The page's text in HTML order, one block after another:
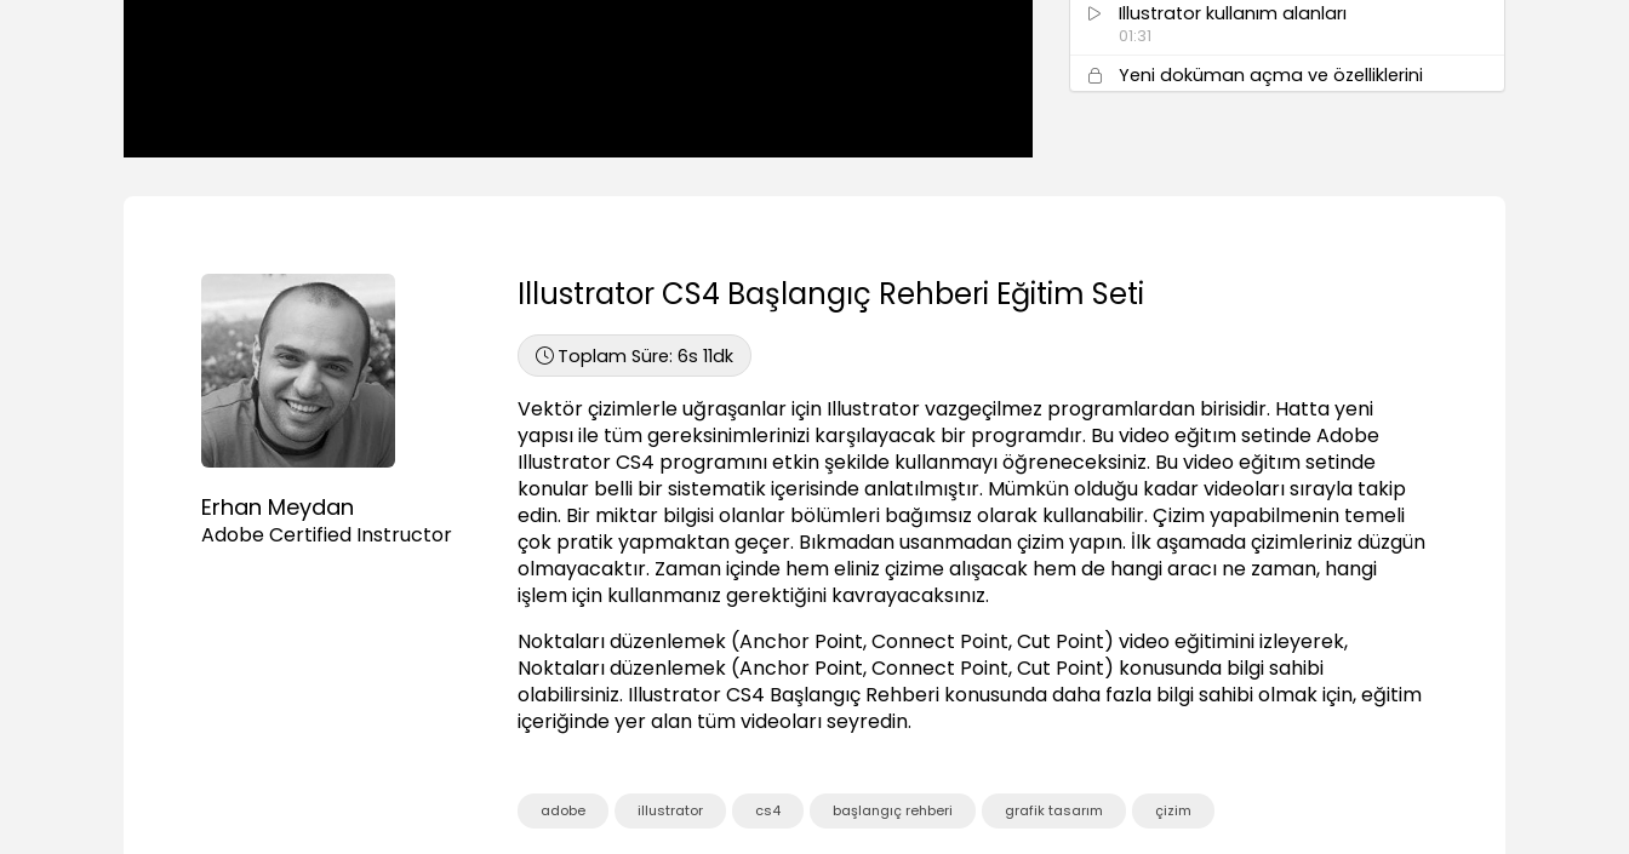
Illustrator kullanım alanları
01:31
Yeni doküman açma ve özelliklerini
tanımlama
Kontrol paneli kullanımı ve doküman
08:09
Doküman üzerinde hareket araçları
(Zoom, Hand, Navigation)
07:15
Cetvel, kılavuz ve ızgara kullanımı (Rules,
Guides, Grid)
06:36
Overprint
06:05
Bounding Box özellikleri ve Smart Guides
Temel seçim araçları ve grup
Erhan Meydan
Adobe Certified Instructor
Illustrator CS4 Başlangıç Rehberi Eğitim Seti
Toplam Süre: 6s 11dk
Vektör çizimlerle uğraşanlar için Illustrator vazgeçilmez programlardan birisidir. Hatta yeni
yapısı ile tüm gereksinimlerinizi karşılayacak bir programdır. Bu video eğitım setinde Adobe
Illustrator CS4 programını etkin şekilde kullanmayı öğreneceksiniz. Bu video eğitım setinde
konular belli bir sistematik içerisinde anlatılmıştır. Mümkün olduğu kadar videoları sırayla takip
edin. Bir miktar bilgisi olanlar bölümleri bağımsız olarak kullanabilir. Çizim yapabilmenin temeli
çok pratik yapmaktan geçer. Bıkmadan usanmadan çizim yapın. İlk aşamada çizimleriniz düzgün
olmayacaktır. Zaman içinde hem eliniz çizime alışacak hem de hangi aracı ne zaman, hangi
işlem için kullanmanız gerektiğini kavrayacaksınız.
Noktaları düzenlemek (Anchor Point, Connect Point, Cut Point) video eğitimini izleyerek,
Noktaları düzenlemek (Anchor Point, Connect Point, Cut Point) konusunda bilgi sahibi
olabilirsiniz. Illustrator CS4 Başlangıç Rehberikonusunda daha fazla bilgi sahibi olmak için, eğitim
içeriğinde yer alan tüm videoları seyredin.
adobe illustrator cs4 başlangıç rehberi grafik tasarım çizim